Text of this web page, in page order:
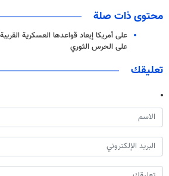
محتوى ذات صلة
على أمريكا إبعاد قواعدها العسكرية
على الحرس الثوري
تعليقك